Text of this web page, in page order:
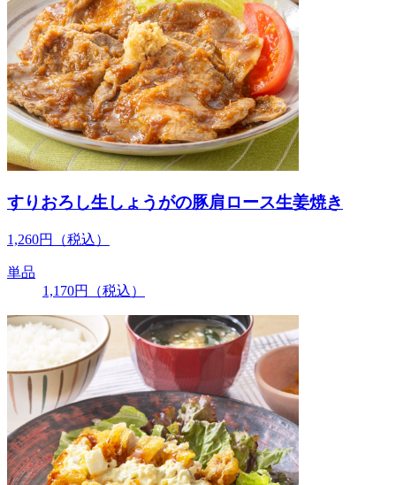
すりおろし生しょうがの豚肩ロース生姜焼き
1,260円 （税込）
単品
1,170円 （税込）